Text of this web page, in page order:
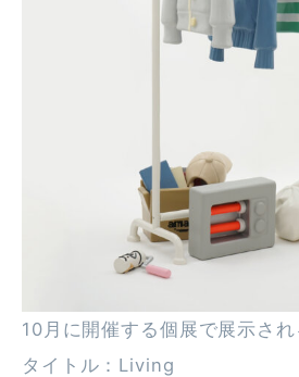
10月に開催する個展で展示され
タイトル：Living